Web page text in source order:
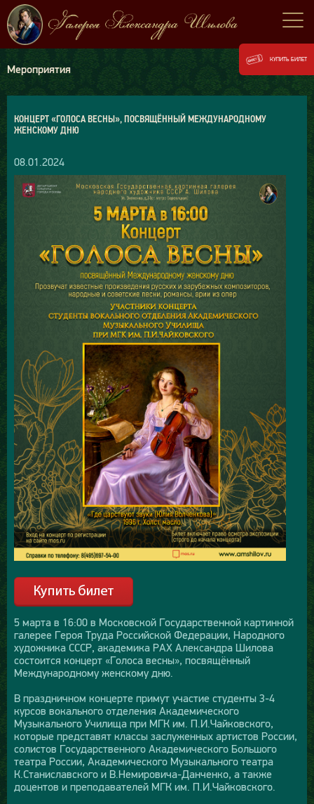
Мероприятия
КОНЦЕРТ «ГОЛОСА ВЕСНЫ», ПОСВЯЩЁННЫЙ МЕЖДУНАРОДНОМУ
ЖЕНСКОМУ ДНЮ
08.01.2024
5 марта в 16:00 в Московской Государственной картинной
галерее Героя Труда Российской Федерации, Народного
художника СССР, академика РАХ Александра Шилова
состоится концерт «Голоса весны», посвящённый
Международному женскому дню.
В праздничном концерте примут участие студенты 3-4
курсов вокального отделения Академического
Музыкального Училища при МГК им. П.И.Чайковского,
которые представят классы заслуженных артистов России,
солистов Государственного Академического Большого
театра России, Академического Музыкального театра
К.Станиславского и В.Немировича-Данченко, а также
доцентов и преподавателей МГК им. П.И.Чайковского.
КУПИТЬ БИЛЕТ